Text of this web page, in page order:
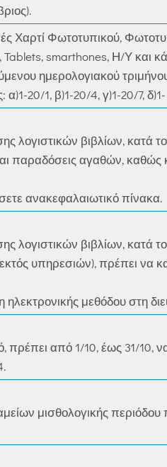
Χαρτί Φωτοτυπικού,
smarthones, Η/Υ και
ημερολογιακού
20/1, β)1-20/4, γ)1-20/7,
λογιστικών βιβλίων, κατά
παραδόσεις αγαθών, καθώς
ανακεφαλαιωτικό πίνακα.
λογιστικών βιβλίων, κατά
υπηρεσιών), πρέπει να
μεθόδου στη
από 1/10, έως 31/10,
μισθολογικής